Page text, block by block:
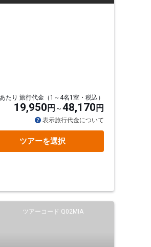
たり 旅行代金（1～4名1室・税込）
19,950 円 48,170 円
表示旅行代金について
ツアーを選択
ツアーコード Q02MIA